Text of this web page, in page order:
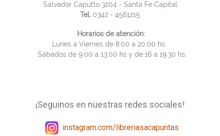
Salvador Caputto 3204 - Santa Fe Capital
Tel. 0342 - 4561215
Horarios de atención:
Lunes a Viernes de 8:00 a 20:00 hs.
Sábados de 9:00 a 13:00 hs y de 16 a 19:30 hs.
¡Seguinos en nuestras redes sociales!
instagram.com/libreriasacapuntas